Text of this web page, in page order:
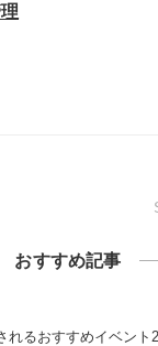
おすすめ記事
れるおすすめイベント